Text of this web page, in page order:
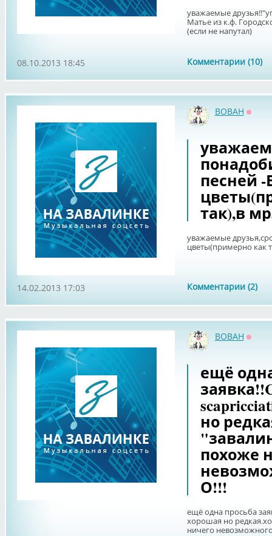
уважаемые
Матье из к.ф.
(если не напутал)
Комментарии (10)
08.10.2013 18:45
BOBAH
песней -
так),в
уважаемые
цветы(примерно как
Комментарии (2)
14.02.2013 17:03
BOBAH
ещё
но
похоже
О!!!
ещё одна просьба
хорошая но
ничего